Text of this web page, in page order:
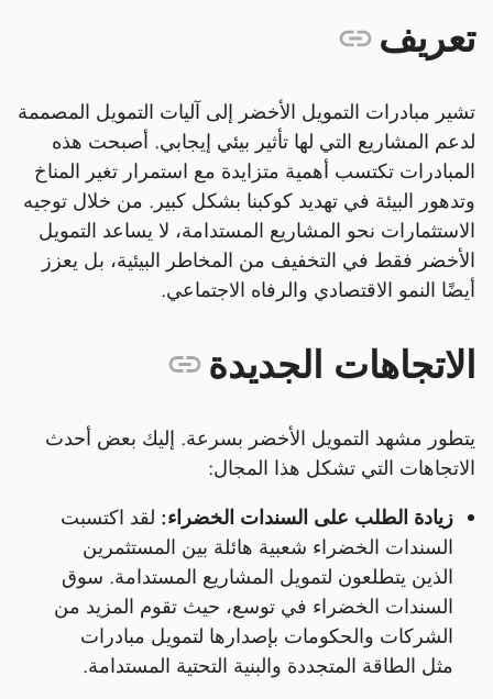
تعريف
تشير مبادرات التمويل الأخضر إلى آليات التمويل المصممة
لدعم المشاريع التي لها تأثير بيئي إيجابي. أصبحت هذه
المبادرات تكتسب أهمية متزايدة مع استمرار تغير المناخ
وتدهور البيئة في تهديد كوكبنا بشكل كبير. من خلال توجيه
الاستثمارات نحو المشاريع المستدامة، لا يساعد التمويل
الأخضر فقط في التخفيف من المخاطر البيئية، بل يعزز
أيضًا النمو الاقتصادي والرفاه الاجتماعي.
الاتجاهات الجديدة
يتطور مشهد التمويل الأخضر بسرعة. إليك بعض أحدث
الاتجاهات التي تشكل هذا المجال:
زيادة الطلب على السندات الخضراء: لقد اكتسبت
السندات الخضراء شعبية هائلة بين المستثمرين
الذين يتطلعون لتمويل المشاريع المستدامة. سوق
السندات الخضراء في توسع، حيث تقوم المزيد من
الشركات والحكومات بإصدارها لتمويل مبادرات
مثل الطاقة المتجددة والبنية التحتية المستدامة.